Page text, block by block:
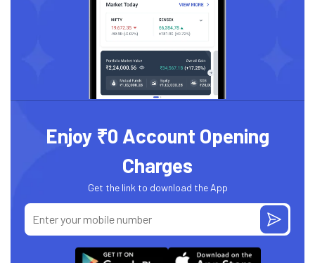
Enjoy ₹0 Account Opening
Charges
Get the link to download the App